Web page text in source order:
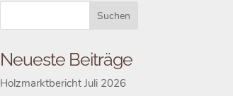
Neueste Beiträge
Holzmarktbericht Juli 2026